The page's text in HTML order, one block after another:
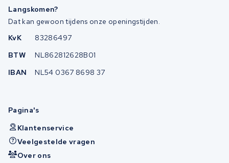
Langskomen?
Dat kan gewoon tijdens onze openingstijden.
KvK
83286497
BTW
NL862812628B01
IBAN
NL54 0367 8698 37
Pagina's
Klantenservice
Veelgestelde vragen
Over ons